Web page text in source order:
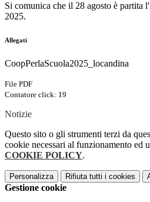
Si comunica che il 28 agosto è partita
2025.
Allegati
CoopPerlaScuola2025_locandina
File PDF
Contatore click: 19
Notizie
Questo sito o gli strumenti terzi da
cookie necessari al funzionamento ed
COOKIE POLICY.
Personalizza Rifiuta tutti i cookies
Gestione cookie